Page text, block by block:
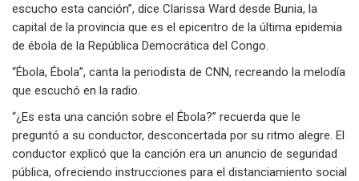
escucho esta canción”, dice Clarissa Ward desde Bunia, la
capital de la provincia que es el epicentro de la última epidemia
de ébola de la República Democrática del Congo.
“Ébola, Ébola”, canta la periodista de CNN, recreando la melodía
que escuchó en la radio.
“¿Es esta una canción sobre el Ébola?” recuerda que le
preguntó a su conductor, desconcertada por su ritmo alegre. El
conductor explicó que la canción era un anuncio de seguridad
pública, ofreciendo instrucciones para el distanciamiento social